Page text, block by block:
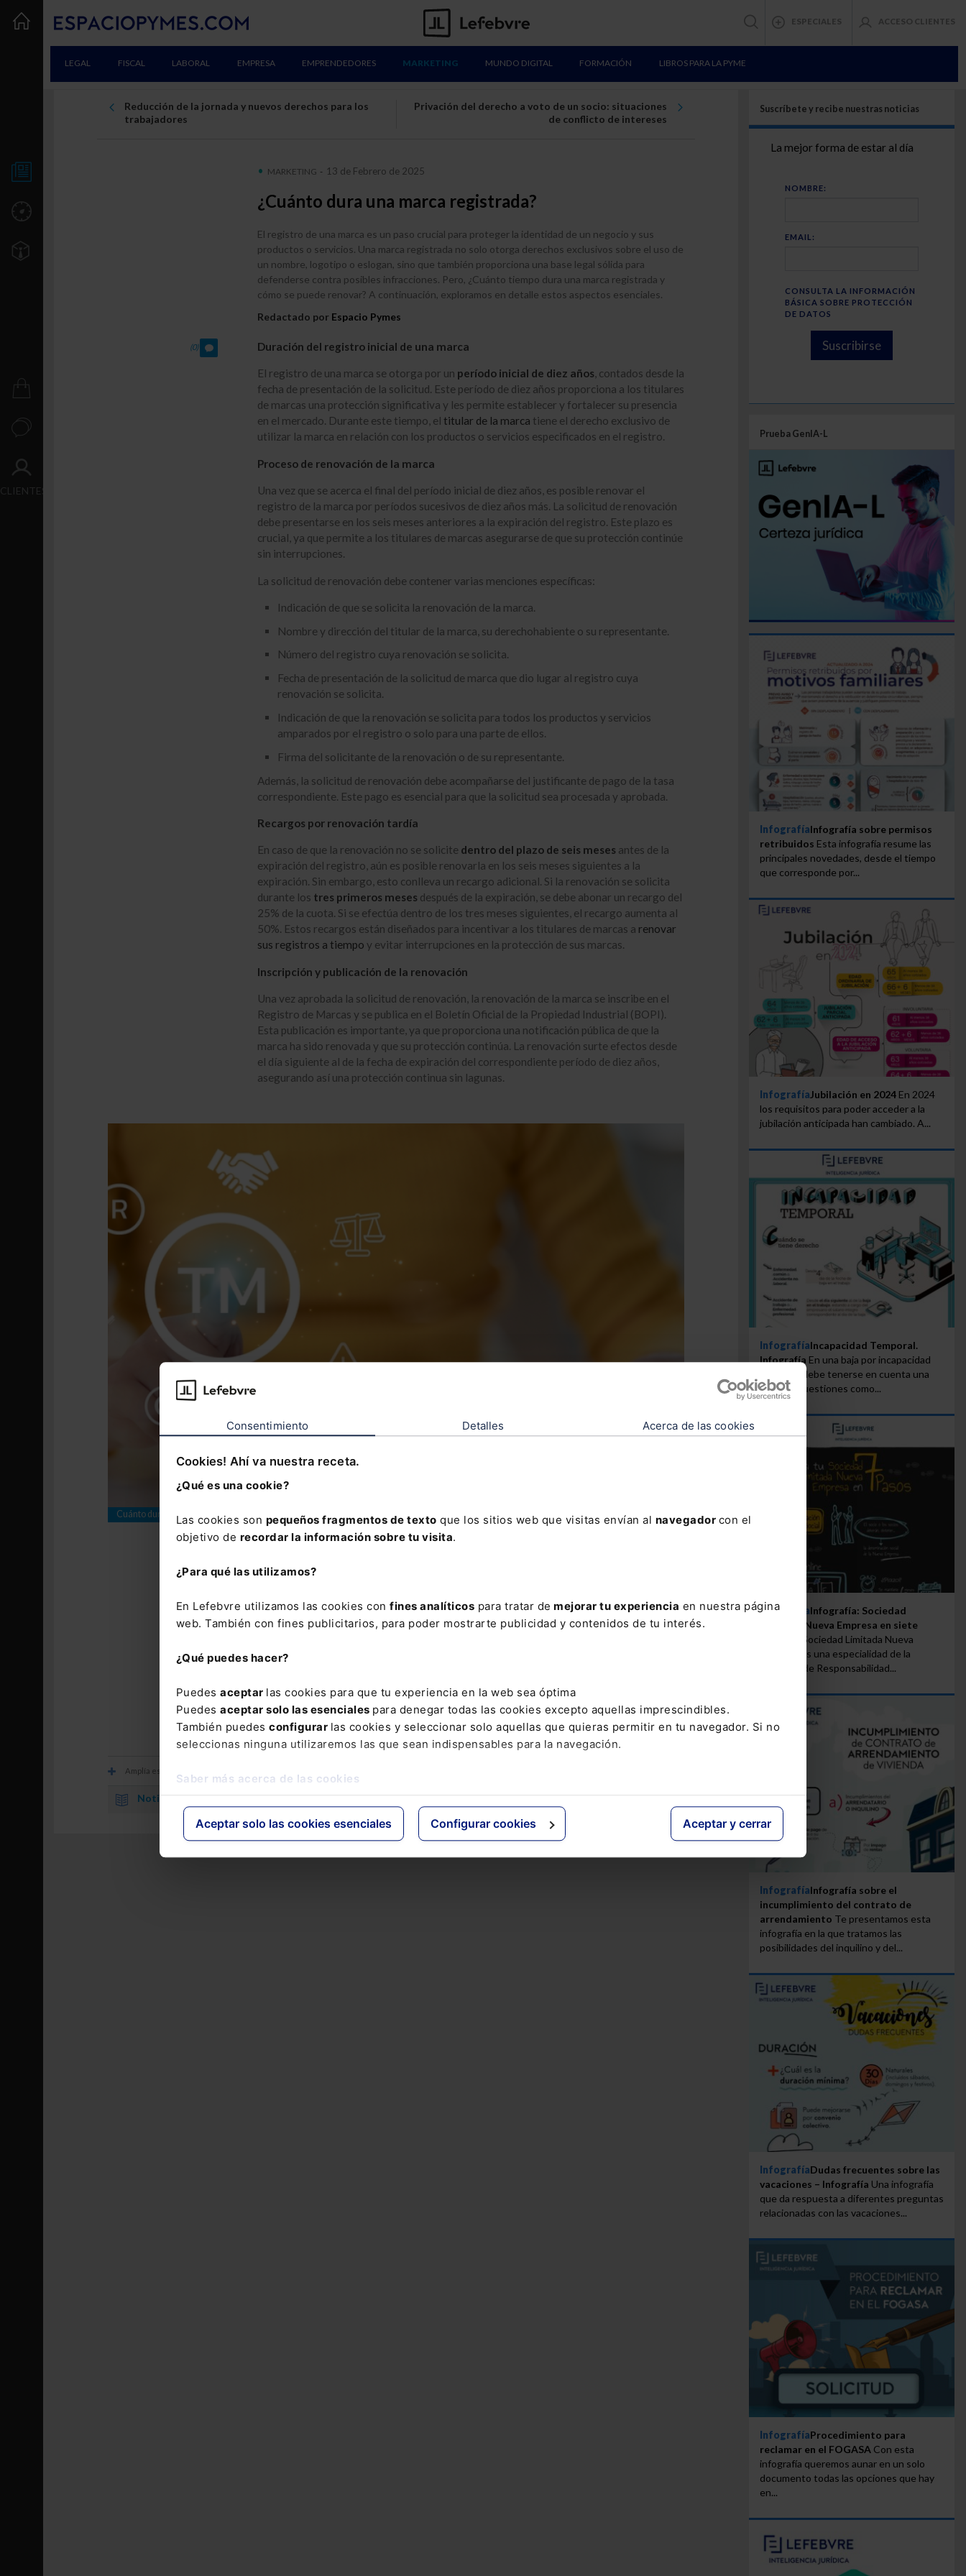
Consentimiento Detalles Acerca de las cookies
Cookies! Ahí va nuestra receta.
¿Qué es una cookie?
Las cookies son pequeños fragmentos de texto que los sitios web que visitas envían al navegador con el
objetivo de recordar la información sobre tu visita.
¿Para qué las utilizamos?
En Lefebvre utilizamos las cookies con fines analíticos para tratar de mejorar tu experiencia en nuestra página
web. También con fines publicitarios, para poder mostrarte publicidad y contenidos de tu interés.
¿Qué puedes hacer?
Puedes aceptar las cookies para que tu experiencia en la web sea óptima
Puedes aceptar solo las esenciales para denegar todas las cookies excepto aquellas imprescindibles.
También puedes configurar las cookies y seleccionar solo aquellas que quieras permitir en tu navegador. Si no
seleccionas ninguna utilizaremos las que sean indispensables para la navegación.
Saber más acerca de las cookies
Aceptar solo las cookies esenciales Configurar cookies Aceptar y cerrar
ESPECIALES ACCESO CLIENTES
LEGAL FISCAL LABORAL EMPRESA EMPRENDEDORES MARKETING MUNDO DIGITAL FORMACIÓN LIBROS PARA LA PYME
CLIENTES
Reducción de la jornada y nuevos derechos para los
trabajadores
Privación del derecho a voto de un socio: situaciones
de conflicto de intereses
MARKETING - 13 de Febrero de 2025
¿Cuánto dura una marca registrada?
El registro de una marca es un paso crucial para proteger la identidad de un negocio y sus
productos o servicios. Una marca registrada no solo otorga derechos exclusivos sobre el uso de
un nombre, logotipo o eslogan, sino que también proporciona una base legal sólida para
defenderse contra posibles infracciones. Pero, ¿Cuánto tiempo dura una marca registrada y
cómo se puede renovar? A continuación, exploramos en detalle estos aspectos esenciales.
Redactado por Espacio Pymes
(0) Duración del registro inicial de una marca
El registro de una marca se otorga por un período inicial de diez años , contados desde la
fecha de presentación de la solicitud. Este período de diez años proporciona a los titulares
de marcas una protección significativa y les permite establecer y fortalecer su presencia
en el mercado. Durante este tiempo, el titular de la marca tiene el derecho exclusivo de
utilizar la marca en relación con los productos o servicios especificados en el registro.
Proceso de renovación de la marca
Una vez que se acerca el final del período inicial de diez años, es posible renovar el
registro de la marca por períodos sucesivos de diez años más. La solicitud de renovación
debe presentarse en los seis meses anteriores a la expiración del registro. Este plazo es
crucial, ya que permite a los titulares de marcas asegurarse de que su protección continúe
sin interrupciones.
La solicitud de renovación debe contener varias menciones específicas:
Indicación de que se solicita la renovación de la marca.
Nombre y dirección del titular de la marca, su derechohabiente o su representante.
Número del registro cuya renovación se solicita.
Fecha de presentación de la solicitud de marca que dio lugar al registro cuya
renovación se solicita.
Indicación de que la renovación se solicita para todos los productos y servicios
amparados por el registro o solo para una parte de ellos.
Firma del solicitante de la renovación o de su representante.
Además, la solicitud de renovación debe acompañarse del justificante de pago de la tasa
correspondiente. Este pago es esencial para que la solicitud sea procesada y aprobada.
Recargos por renovación tardía
En caso de que la renovación no se solicite dentro del plazo de seis meses antes de la
expiración del registro, aún es posible renovarla en los seis meses siguientes a la
expiración. Sin embargo, esto conlleva un recargo adicional. Si la renovación se solicita
durante los tres primeros meses después de la expiración, se debe abonar un recargo del
25% de la cuota. Si se efectúa dentro de los tres meses siguientes, el recargo aumenta al
50%. Estos recargos están diseñados para incentivar a los titulares de marcas a renovar
sus registros a tiempo y evitar interrupciones en la protección de sus marcas.
Inscripción y publicación de la renovación
Una vez aprobada la solicitud de renovación, la renovación de la marca se inscribe en el
Registro de Marcas y se publica en el Boletín Oficial de la Propiedad Industrial (BOPI).
Esta publicación es importante, ya que proporciona una notificación pública de que la
marca ha sido renovada y que su protección continúa. La renovación surte efectos desde
el día siguiente al de la fecha de expiración del correspondiente período de diez años,
asegurando así una protección continua sin lagunas.
Cuánto dura una marca registrada
Importancia de la renovación de la marca
Renovar una marca registrada es un paso esencial para mantener la protección legal y los
a infracciones y a la pérdida de derechos. Además, una marca no renovada podría ser
registrada por otra entidad, lo que podría causar confusión en el mercado y dañar la
reputación de la marca original.
Los comentarios están cerrados
Amplía esta información con
Noticia.
Suscríbete y recibe nuestras noticias
La mejor forma de estar al día
NOMBRE:
EMAIL:
CONSULTA LA INFORMACIÓN
BÁSICA SOBRE PROTECCIÓN
DE DATOS
Suscribirse
Prueba GenIA-L
InfografíaInfografía sobre permisos
retribuidos Esta infografía resume las
principales novedades, desde el tiempo
que corresponde por...
InfografíaJubilación en 2024En 2024
los requisitos para poder acceder a la
jubilación anticipada han cambiado. A...
InfografíaIncapacidad Temporal.
Infografía En una baja por incapacidad
temporal debe tenerse en cuenta una
serie de cuestiones como...
InfografíaInfografía: Sociedad
Limitada Nueva Empresa en siete
La Sociedad Limitada Nueva
Empresa es una especialidad de la
Sociedad de Responsabilidad...
InfografíaInfografía sobre el
incumplimiento del contrato de
arrendamiento Te presentamos esta
infografía en la que tratamos las
posibilidades del inquilino y del...
InfografíaDudas frecuentes sobre las
vacaciones – Infografía Una infografía
que da respuesta a diferentes preguntas
relacionadas con las vacaciones...
InfografíaProcedimiento para
reclamar en el FOGASA Con esta
infografía queremos aunar en un solo
documento todas las opciones que hay
en...